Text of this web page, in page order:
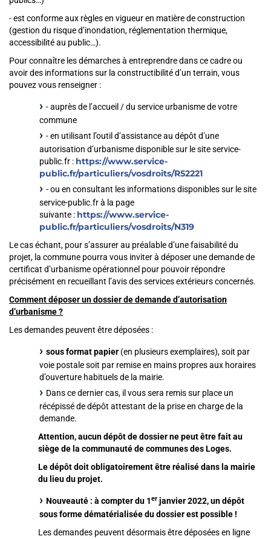
- est conforme aux règles en vigueur en matière de construction
(gestion du risque d’inondation, réglementation thermique,
accessibilité au public…).
Pour connaître les démarches à entreprendre dans ce cadre ou
avoir des informations sur la constructibilité d’un terrain, vous
pouvez vous renseigner :
- auprès de l’accueil / du service urbanisme de votre
commune
- en utilisant l’outil d’assistance au dépôt d’une
autorisation d’urbanisme disponible sur le site service-
public.fr : https://www.service-
public.fr/particuliers/vosdroits/R52221
- ou en consultant les informations disponibles sur le site
service-public.fr à la page
suivante : https://www.service-
public.fr/particuliers/vosdroits/N319
Le cas échant, pour s’assurer au préalable d’une faisabilité du
projet, la commune pourra vous inviter à déposer une demande de
certificat d’urbanisme opérationnel pour pouvoir répondre
précisément en recueillant l’avis des services extérieurs concernés.
Comment déposer un dossier de demande d’autorisation
d’urbanisme ?
Les demandes peuvent être déposées :
sous format papier (en plusieurs exemplaires), soit par
voie postale soit par remise en mains propres aux horaires
d’ouverture habituels de la mairie.
Dans ce dernier cas, il vous sera remis sur place un
récépissé de dépôt attestant de la prise en charge de la
demande.
Attention, aucun dépôt de dossier ne peut être fait au
siège de la communauté de communes des Loges.
Le dépôt doit obligatoirement être réalisé dans la mairie
du lieu du projet.
Nouveauté : à compter du 1er janvier 2022, un dépôt
sous forme dématérialisée du dossier est possible !
Les demandes peuvent désormais être déposées en ligne